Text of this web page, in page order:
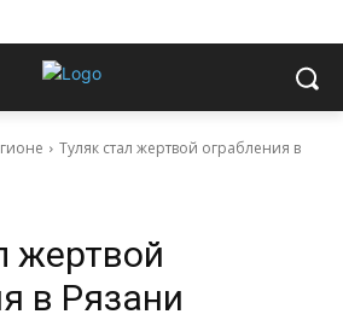
Туляк стал жертвой ограбления в
жертвой
в Рязани